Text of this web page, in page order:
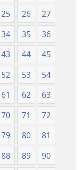
25 26
27
34 35
36
43 44
45
52 53
54
61 62
63
70 71
72
79 80
81
88 89
90